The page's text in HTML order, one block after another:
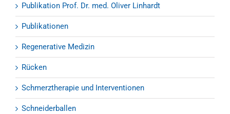
Publikation Prof. Dr. med. Oliver Linhardt
Publikationen
Regenerative Medizin
Rücken
Schmerztherapie und Interventionen
Schneiderballen